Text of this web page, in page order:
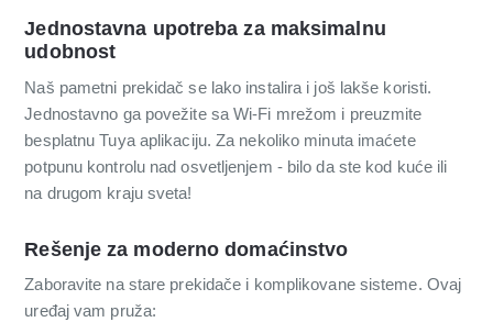
Jednostavna upotreba za maksimalnu
udobnost
Naš pametni prekidač se lako instalira i još lakše koristi.
Jednostavno ga povežite sa Wi-Fi mrežom i preuzmite
besplatnu Tuya aplikaciju. Za nekoliko minuta imaćete
potpunu kontrolu nad osvetljenjem - bilo da ste kod kuće ili
na drugom kraju sveta!
Rešenje za moderno domaćinstvo
Zaboravite na stare prekidače i komplikovane sisteme. Ovaj
uređaj vam pruža: